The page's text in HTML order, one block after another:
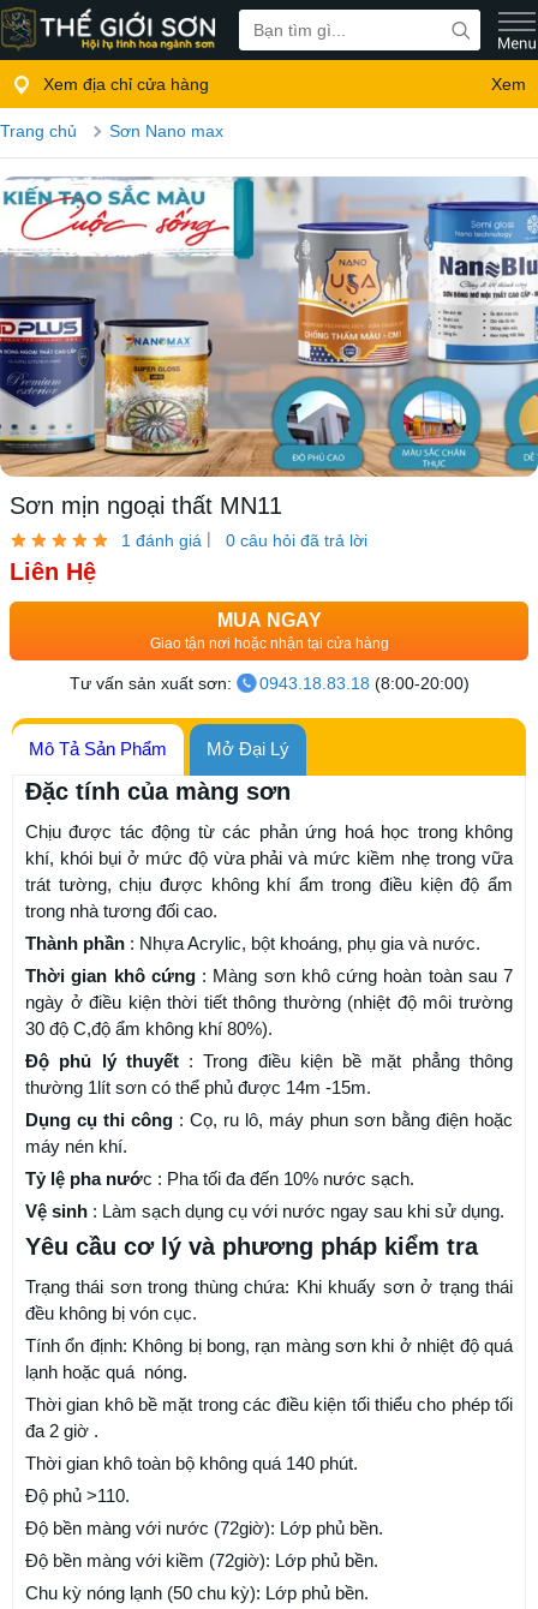
Xem địa chỉ cửa hàng Xem
Trang chủ Sơn Nano max
Sơn mịn ngoại thất MN11
1 đánh giá | 0 câu hỏi đã trả lời
Liên Hệ
MUA NGAY
Giao tận nơi hoặc nhận tại cửa hàng
Tư vấn sản xuất sơn: 0943.18.83.18 (8:00-20:00)
Mô Tả Sản Phẩm Mở Đại Lý
Đặc tính của màng sơn
Chịu được tác động từ các phản ứng hoá học trong không
khí, khói bụi ở mức độ vừa phải và mức kiềm nhẹ trong vữa
trát tường, chịu được không khí ẩm trong điều kiện độ ẩm
trong nhà tương đối cao.
Thành phần : Nhựa Acrylic, bột khoáng, phụ gia và nước.
Thời gian khô cứng: Màng sơn khô cứng hoàn toàn sau 7
ngày ở điều kiện thời tiết thông thường (nhiệt độ môi trường
30 độ C,độ ẩm không khí 80%).
Độ phủ lý thuyết: Trong điều kiện bề mặt phẳng thông
thường 1lít sơn có thể phủ được 14m -15m.
Dụng cụ thi công : Cọ, ru lô, máy phun sơn bằng điện hoặc
máy nén khí.
Tỷ lệ pha nước : Pha tối đa đến 10% nước sạch.
Vệ sinh : Làm sạch dụng cụ với nước ngay sau khi sử dụng.
Yêu cầu cơ lý và phương pháp kiểm tra
Trạng thái sơn trong thùng chứa: Khi khuấy sơn ở trạng thái
đều không bị vón cục.
Tính ổn định: Không bị bong, rạn màng sơn khi ở nhiệt độ quá
lạnh hoặc quá nóng.
Thời gian khô bề mặt trong các điều kiện tối thiểu cho phép tối
đa 2 giờ .
Thời gian khô toàn bộ không quá 140 phút.
Độ phủ >110.
Độ bền màng với nước (72giờ): Lớp phủ bền.
Độ bền màng với kiềm (72giờ): Lớp phủ bền.
Chu kỳ nóng lạnh (50 chu kỳ): Lớp phủ bền.